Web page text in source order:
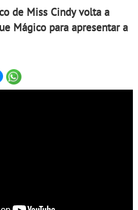
de Miss Cindy volta a
Mágico para apresentar a